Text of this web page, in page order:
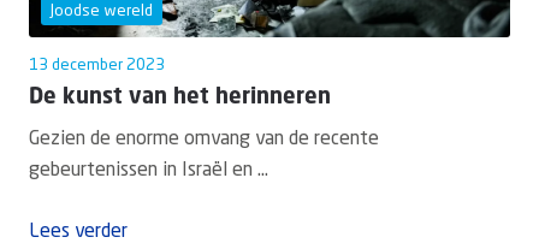
Joodse wereld
13 december 2023
De kunst van het herinneren
Gezien de enorme omvang van de recente
gebeurtenissen in Israël en ...
Lees verder